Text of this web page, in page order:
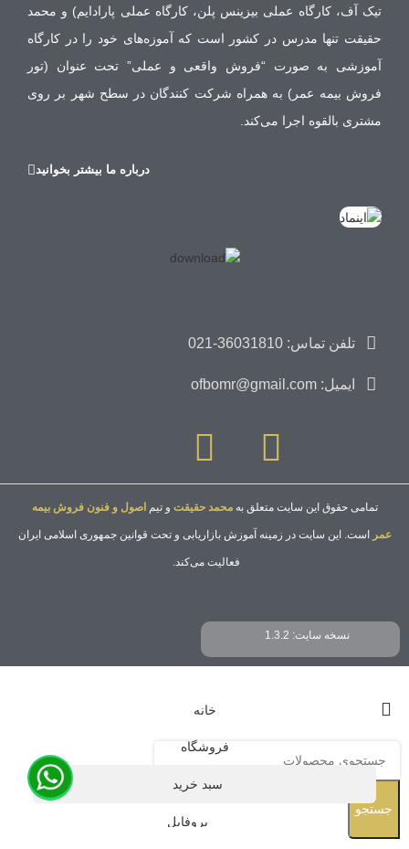
تیک آف، کارگاه عملی بیزینس پلن، کارگاه عملی پارادایم) و محمد
حقیقت تنها مدرس در کشور است که آموزه‌های خود را در کارگاه
آموزشی به صورت “فروش واقعی و عملی” تحت عنوان (تور
فروش بیمه عمر) به همراه شرکت کنندگان در سطح شهر بر روی
مشتری بالقوه اجرا می‌کند.
درباره ما بیشتر بخوانید
تلفن تماس: 36031810-021
ایمیل: ofbomr@gmail.com
تمامی حقوق این سایت متعلق بهمحمد حقیقت و تیماصول و فنون فروش بیمه
عمر است. این سایت در زمینه آموزش بازاریابی و تحت قوانین جمهوری اسلامی ایران
فعالیت می‌کند.
نسخه سایت: 1.3.2
جستجو
خانه
فروشگاه
سبد خرید
پروفایل